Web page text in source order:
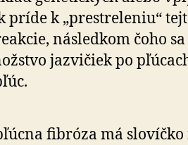
príde k „prestreleniu“
následkom čoho
jazvičiek po
fibróza má